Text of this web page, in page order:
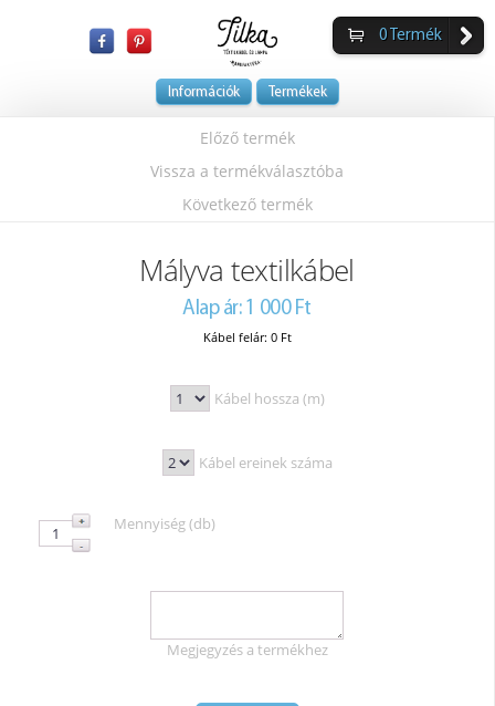
Információk Termékek
0 Termék
Előző termék
Vissza a termékválasztóba
Következő termék
Mályva textilkábel
Alap ár: 1 000 Ft
Kábel felár: 0 Ft
Kábel hossza (m)
Kábel ereinek száma
Mennyiség (db)
Megjegyzés a termékhez